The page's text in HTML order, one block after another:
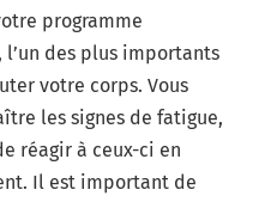
programme
des plus importants
votre corps. Vous
les signes de fatigue,
réagir à ceux-ci en
Il est important de